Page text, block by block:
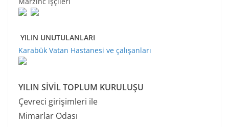
YILIN UNUTULANLARI
Karabük Vatan Hastanesi ve çalışanları
YILIN SİVİL TOPLUM KURULUŞU
Çevreci girişimleri ile
Mimarlar Odası